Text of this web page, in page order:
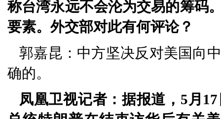
称台湾永远不会沦为交易的筹码
要素。外交部对此有何评论？
郭嘉昆：中方坚决反对美国向
确的。
凤凰卫视记者：据报道，5月